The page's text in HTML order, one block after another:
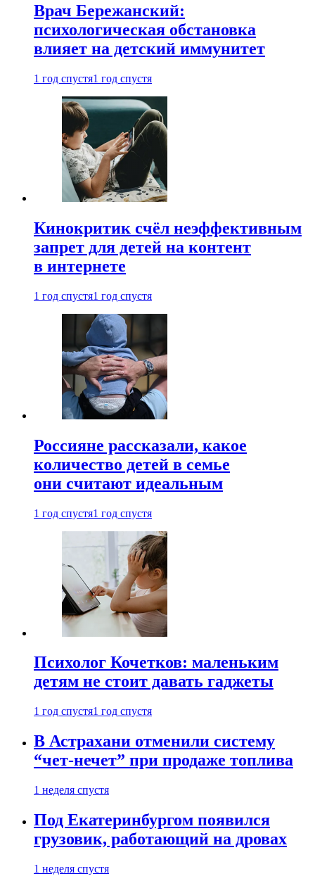
Врач Бережанский:
психологическая обстановка
влияет на детский иммунитет
1 год спустя1 год спустя
Кинокритик счёл неэффективным
запрет для детей на контент
в интернете
1 год спустя1 год спустя
Россияне рассказали, какое
количество детей в семье
они считают идеальным
1 год спустя1 год спустя
Психолог Кочетков: маленьким
детям не стоит давать гаджеты
1 год спустя1 год спустя
В Астрахани отменили систему
“чет-нечет” при продаже топлива
1 неделя спустя
Под Екатеринбургом появился
грузовик, работающий на дровах
1 неделя спустя